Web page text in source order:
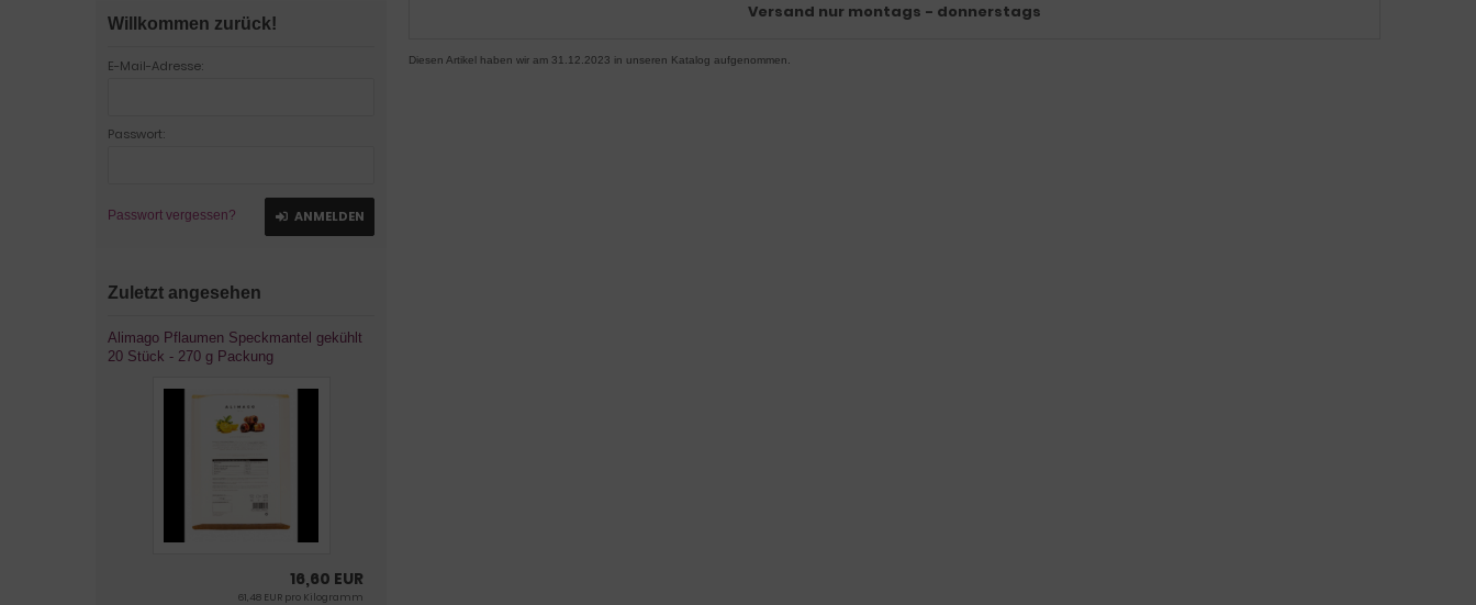
Versand nur montags - donnerstags
Diesen Artikel haben wir am 31.12.2023 in unseren Katalog aufgenommen.
Willkommen zurück!
E-Mail-Adresse:
Passwort:
Passwort vergessen? ANMELDEN
Zuletzt angesehen
Alimago Pflaumen Speckmantel gekühlt
20 Stück - 270 g Packung
16,60 EUR
61,48 EUR pro Kilogramm